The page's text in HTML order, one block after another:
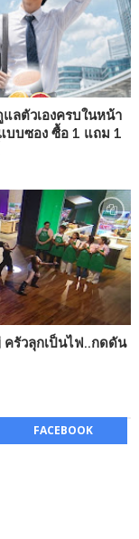
ลตัวเองครบในหน้า
บบซอง ซื้อ 1 แถม 1
รัวลุกเป็นไฟ..กดดัน
FACEBOOK